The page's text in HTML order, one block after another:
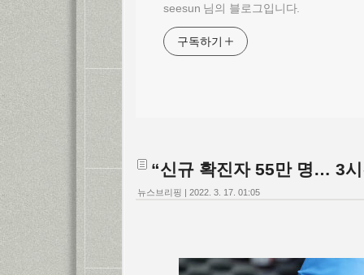
seesun 님의 블로그입니다.
구독하기
“신규 확진자 55만 명… 3
뉴스브리핑 2022. 3. 17. 01:05